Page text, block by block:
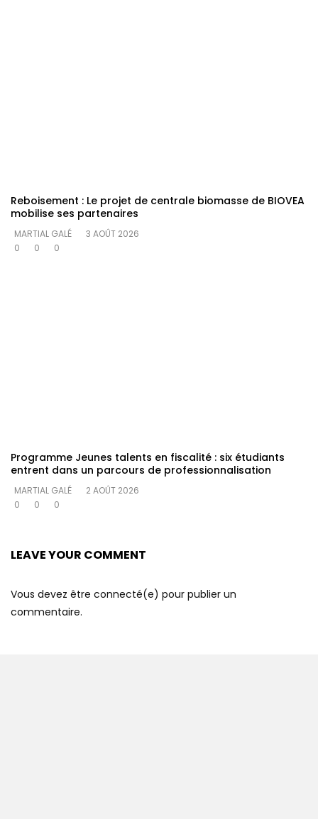
Reboisement : Le projet de centrale biomasse de BIOVEA
mobilise ses partenaires
MARTIAL GALÉ
3 AOÛT 2026
0
0 0
Programme Jeunes talents en fiscalité : six étudiants
entrent dans un parcours de professionnalisation
MARTIAL GALÉ
2 AOÛT 2026
0
0 0
LEAVE YOUR COMMENT
Vous devez être connecté(e) pour publier un
commentaire.